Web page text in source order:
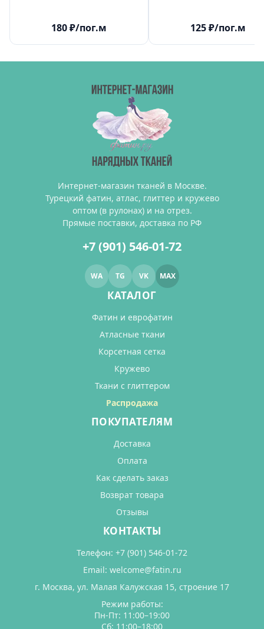
180₽/пог.м 125₽/пог.м
Интернет-магазин тканей в Москве.
Турецкий фатин, атлас, глиттер и кружево
оптом (в рулонах) и на отрез.
Прямые поставки, доставка по РФ
+7 (901) 546-01-72
WA TG VK MAX
КАТАЛОГ
Фатин и еврофатин
Атласные ткани
Корсетная сетка
Кружево
Ткани с глиттером
Распродажа
ПОКУПАТЕЛЯМ
Доставка
Оплата
Как сделать заказ
Возврат товара
Отзывы
КОНТАКТЫ
Телефон: +7 (901) 546-01-72
Email: welcome@fatin.ru
г. Москва, ул. Малая Калужская 15, строение 17
Режим работы:
Пн-Пт: 11:00–19:00
Сб: 11:00–18:00